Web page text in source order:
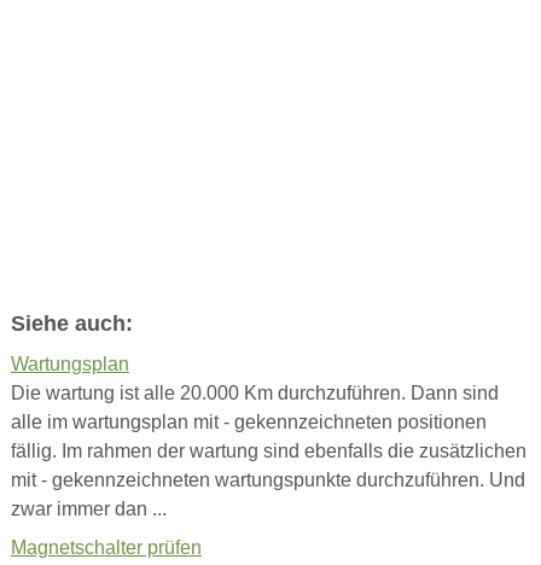
Siehe auch:
Wartungsplan
Die wartung ist alle 20.000 Km durchzuführen. Dann sind
alle im wartungsplan mit - gekennzeichneten positionen
fällig. Im rahmen der wartung sind ebenfalls die zusätzlichen
mit - gekennzeichneten wartungspunkte durchzuführen. Und
zwar immer dan ...
Magnetschalter prüfen